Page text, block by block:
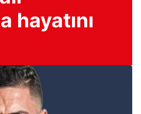
hayatını